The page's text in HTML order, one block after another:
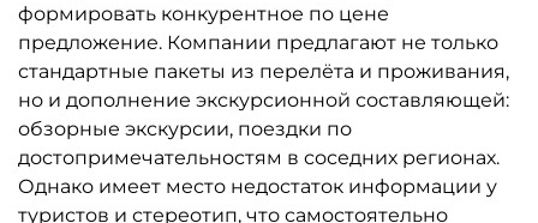
формировать конкурентное по цене
предложение. Компании предлагают не только
стандартные пакеты из перелёта и проживания,
но и дополнение экскурсионной составляющей:
обзорные экскурсии, поездки по
достопримечательностям в соседних регионах.
Однако имеет место недостаток информации у
туристов и стереотип, что самостоятельно